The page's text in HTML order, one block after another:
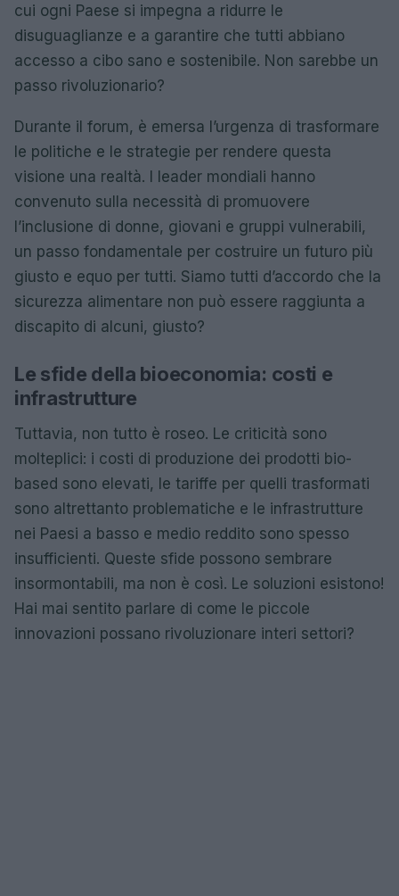
cui ogni Paese si impegna a ridurre le
disuguaglianze e a garantire che tutti abbiano
accesso a cibo sano e sostenibile. Non sarebbe un
passo rivoluzionario?
Durante il forum, è emersa l’urgenza di trasformare
le politiche e le strategie per rendere questa
visione una realtà. I leader mondiali hanno
convenuto sulla necessità di promuovere
l’inclusione di donne, giovani e gruppi vulnerabili,
un passo fondamentale per costruire un futuro più
giusto e equo per tutti. Siamo tutti d’accordo che la
sicurezza alimentare non può essere raggiunta a
discapito di alcuni, giusto?
Le sfide della bioeconomia: costi e
infrastrutture
Tuttavia, non tutto è roseo. Le criticità sono
molteplici: i costi di produzione dei prodotti bio-
based sono elevati, le tariffe per quelli trasformati
sono altrettanto problematiche e le infrastrutture
nei Paesi a basso e medio reddito sono spesso
insufficienti. Queste sfide possono sembrare
insormontabili, ma non è così. Le soluzioni esistono!
Hai mai sentito parlare di come le piccole
innovazioni possano rivoluzionare interi settori?